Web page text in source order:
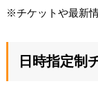
※チケットや最新
日時指定制